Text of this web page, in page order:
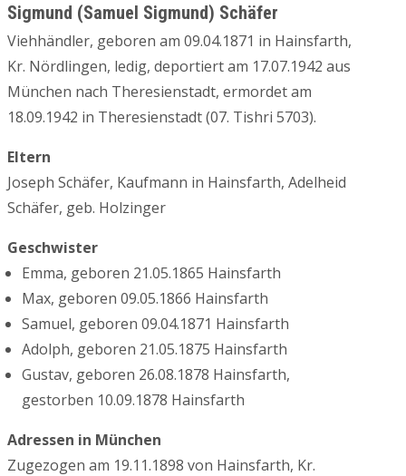
Sigmund (Samuel Sigmund) Schäfer
Viehhändler, geboren am 09.04.1871 in Hainsfarth,
Kr. Nördlingen, ledig, deportiert am 17.07.1942 aus
München nach Theresienstadt, ermordet am
18.09.1942 in Theresienstadt (07. Tishri 5703).
Eltern
Joseph Schäfer, Kaufmann in Hainsfarth, Adelheid
Schäfer, geb. Holzinger
Geschwister
Emma, geboren 21.05.1865 Hainsfarth
Max, geboren 09.05.1866 Hainsfarth
Samuel, geboren 09.04.1871 Hainsfarth
Adolph, geboren 21.05.1875 Hainsfarth
Gustav, geboren 26.08.1878 Hainsfarth,
gestorben 10.09.1878 Hainsfarth
Adressen in München
Zugezogen am 19.11.1898 von Hainsfarth, Kr.